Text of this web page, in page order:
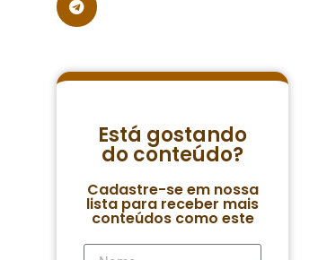
Está gostando
do conteúdo?
Cadastre-se em nossa
lista para receber mais
conteúdos como este